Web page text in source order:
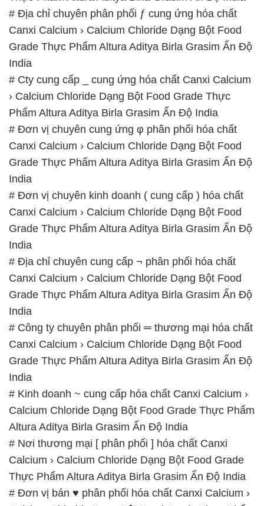
# Địa chỉ chuyên phân phối ƒ cung ứng hóa chất
Canxi Calcium › Calcium Chloride Dạng Bột Food
Grade Thực Phẩm Altura Aditya Birla Grasim Ấn Độ
India
# Cty cung cấp _ cung ứng hóa chất Canxi Calcium
› Calcium Chloride Dạng Bột Food Grade Thực
Phẩm Altura Aditya Birla Grasim Ấn Độ India
# Đơn vị chuyên cung ứng φ phân phối hóa chất
Canxi Calcium › Calcium Chloride Dạng Bột Food
Grade Thực Phẩm Altura Aditya Birla Grasim Ấn Độ
India
# Đơn vị chuyên kinh doanh ( cung cấp ) hóa chất
Canxi Calcium › Calcium Chloride Dạng Bột Food
Grade Thực Phẩm Altura Aditya Birla Grasim Ấn Độ
India
# Địa chỉ chuyên cung cấp ¬ phân phối hóa chất
Canxi Calcium › Calcium Chloride Dạng Bột Food
Grade Thực Phẩm Altura Aditya Birla Grasim Ấn Độ
India
# Công ty chuyên phân phối ═ thương mại hóa chất
Canxi Calcium › Calcium Chloride Dạng Bột Food
Grade Thực Phẩm Altura Aditya Birla Grasim Ấn Độ
India
# Kinh doanh ~ cung cấp hóa chất Canxi Calcium ›
Calcium Chloride Dạng Bột Food Grade Thực Phẩm
Altura Aditya Birla Grasim Ấn Độ India
# Nơi thương mại [ phân phối ] hóa chất Canxi
Calcium › Calcium Chloride Dạng Bột Food Grade
Thực Phẩm Altura Aditya Birla Grasim Ấn Độ India
# Đơn vị bán ♥ phân phối hóa chất Canxi Calcium ›